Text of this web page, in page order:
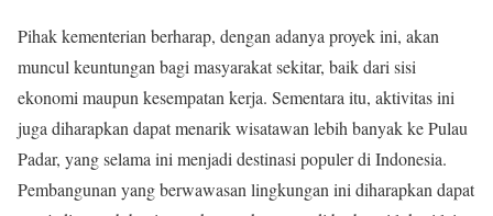
Pihak kementerian berharap, dengan adanya proyek ini, akan
muncul keuntungan bagi masyarakat sekitar, baik dari sisi
ekonomi maupun kesempatan kerja. Sementara itu, aktivitas ini
juga diharapkan dapat menarik wisatawan lebih banyak ke Pulau
Padar, yang selama ini menjadi destinasi populer di Indonesia.
Pembangunan yang berwawasan lingkungan ini diharapkan dapat